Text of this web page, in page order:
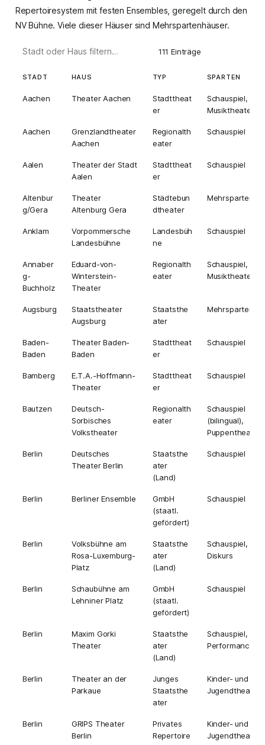
Repertoiresystem mit festen Ensembles, geregelt durch den
NV Bühne. Viele dieser Häuser sind Mehrspartenhäuser.
111 Einträge
STADT HAUS TYP SPARTEN
Aachen Theater Aachen
Stadttheat
er
Schauspiel,
Musiktheater
Aachen
Grenzlandtheater
Aachen
Regionalth
eater
Schauspiel
Aalen
Theater der Stadt
Aalen
Stadttheat
er
Schauspiel
Altenbur
g/Gera
Theater
Altenburg Gera
Städtebun
dtheater
Mehrsparten
Anklam
Vorpommersche
Landesbühne
Landesbüh
ne
Schauspiel
Annaber
g-
Buchholz
Eduard-von-
Winterstein-
Theater
Regionalth
eater
Schauspiel,
Musiktheater
Augsburg
Staatstheater
Augsburg
Staatsthe
ater
Mehrsparten
Baden-
Baden
Theater Baden-
Baden
Stadttheat
er
Schauspiel
Bamberg
E.T.A.-Hoffmann-
Theater
Stadttheat
er
Schauspiel
Bautzen
Deutsch-
Sorbisches
Volkstheater
Regionalth
eater
Schauspiel
(bilingual),
Puppentheater
Berlin
Deutsches
Theater Berlin
Staatsthe
ater
(Land)
Schauspiel
Berlin Berliner Ensemble
GmbH
(staatl.
gefördert)
Schauspiel
Berlin
Volksbühne am
Rosa-Luxemburg-
Platz
Staatsthe
ater
(Land)
Schauspiel,
Diskurs
Berlin
Schaubühne am
Lehniner Platz
GmbH
(staatl.
gefördert)
Schauspiel
Berlin
Maxim Gorki
Theater
Staatsthe
ater
(Land)
Schauspiel,
Performance
Berlin
Theater an der
Parkaue
Junges
Staatsthe
ater
Kinder- und
Jugendtheater
Berlin
GRIPS Theater
Berlin
Privates
Repertoire
Kinder- und
Jugendtheater